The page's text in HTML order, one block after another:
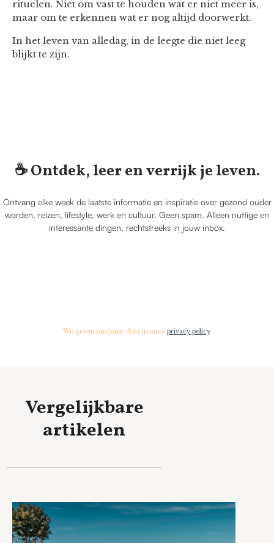
rituelen. Niet om vast te houden wat er niet meer is,
maar om te erkennen wat er nog altijd doorwerkt.
In het leven van alledag, in de leegte die niet leeg
blijkt te zijn.
☕️ Ontdek, leer en verrijk je leven.
Ontvang elke week de laatste informatie en inspiratie over gezond ouder
worden, reizen, lifestyle, werk en cultuur. Geen spam. Alleen nuttige en
interessante dingen, rechtstreeks in jouw inbox.
We geven om jouw data in onze privacy policy.
Vergelijkbare
artikelen